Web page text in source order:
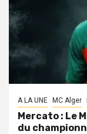
A LA UNE MC Alger
Mercato : Le
du